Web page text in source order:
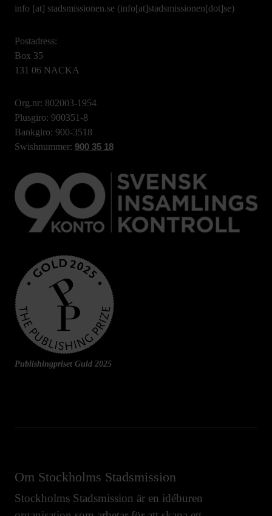
info [at] stadsmissionen.se (info[at]stadsmissionen[dot]se)
Postadress:
Box 35
131 06 NACKA
Org.nr: 802003-1954
Plusgiro: 900351-8
Bankgiro: 900-3518
Swishnummer: 900 35 18
Publishingpriset Guld 2025
Om Stockholms Stadsmission
Stockholms Stadsmission är en idéburen